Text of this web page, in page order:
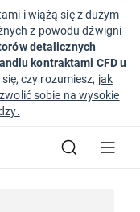
i wiążą się z dużym
z powodu dźwigni
detalicznych
kontraktami CFD u
czy rozumiesz, jak
sobie na wysokie